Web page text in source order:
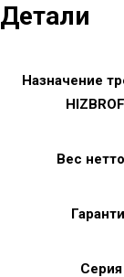
Детали
Назначение
Вес
Серия